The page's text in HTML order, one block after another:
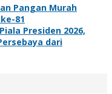
Pangan Murah
81
Presiden 2026,
dari